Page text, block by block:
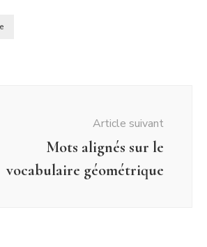
Article suivant
Mots alignés sur le
vocabulaire géométrique